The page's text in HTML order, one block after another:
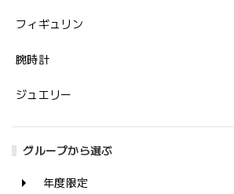
フィギュリン
腕時計
ジュエリー
グループから選ぶ
年度限定